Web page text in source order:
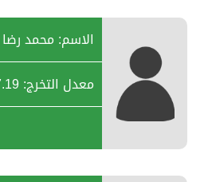
الاسم: محمد
معدل التخرج: 77.19